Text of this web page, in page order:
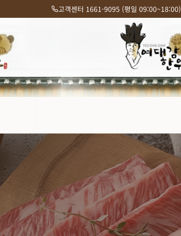
고객센터 1661-9095 (평일 09:00~18:00)
신선함의 약속